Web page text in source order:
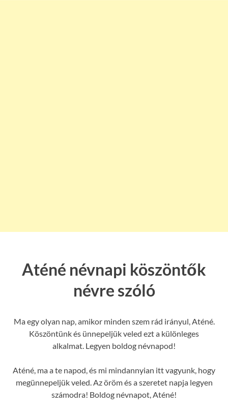
Aténé névnapi köszöntők
névre szóló
Ma egy olyan nap, amikor minden szem rád irányul, Aténé.
Köszöntünk és ünnepeljük veled ezt a különleges
alkalmat. Legyen boldog névnapod!
Aténé, ma a te napod, és mi mindannyian itt vagyunk, hogy
megünnepeljük veled. Az öröm és a szeretet napja legyen
számodra! Boldog névnapot, Aténé!